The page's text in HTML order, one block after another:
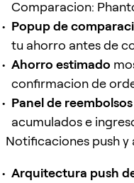
Comparacion:
Popup de
tu ahorro antes de
Ahorro estimado
confirmacion de
Panel de
acumulados e
Notificaciones push y
Arquitectura push